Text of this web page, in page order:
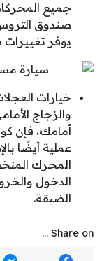
يوفر
والزجاج
عملية أيضًا
الدخول
الضيقة.
Share on ...